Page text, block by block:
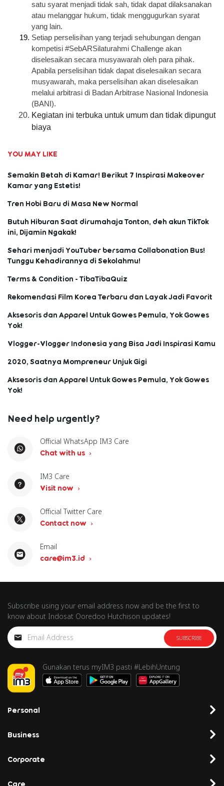
satu syarat menjadi tidak sah, tidak dapat dilaksanakan
atau melanggar hukum, tidak menggugurkan syarat
yang lain.
Setiap perselisihan yang terjadi sehubungan dengan
kompetisi #SebARSilaturahmi Challenge akan
diselesaikan secara musyawarah oleh para pihak.
Apabila perselisihan tidak dapat diselesaikan secara
musyawarah, maka perselisihan akan diselesaikan
melalui arbitrasi di Badan Arbitrase Nasional Indonesia
(BANI).
Kegiatan ini terbuka untuk umum dan tidak dipungut
biaya
YOU MAY LIKE
Semakin Betah di Kamar! Berikut 7 Inspirasi Makeover
Kamar yang Estetis!
Tren Hobi Baru di Masa New Normal
Butuh Hiburan Saat dirumahaja Tonton, deh akun TikTok
ini, Dijamin Ngakak!
Sehari menjadi YouTuber bersama Collabonation Bus!
Tunggu Kehadirannya di Sekolahmu!
Terms & Condition - TibaTibaQuiz
Rekomendasi Film Korea Terbaru dan Layak Jadi Favorit
Aksesoris dan Apparel Untuk Gowes Pemula, Yok Gowes
Yok!
Vlogger-Vlogger Indonesia yang Bisa Jadi Inspirasi Kamu
2020, Saatnya Mompreneur Unjuk Gigi
Aksesoris dan Apparel Untuk Gowes Pemula, Yok Gowes
Yok!
Need help urgently?
Official WhatsApp IM3 Care
Chat with us
IM3 Care
Visit now
Official Twitter Care
Contact now
Email
care@im3.id
Subscribe using your email address now and be the first to
know about Indosat Ooredoo Hutchison updates!
SUBSCRIBE
Gunakan terus myIM3 pasti #LebihUntung
Personal
Business
Corporate
Care